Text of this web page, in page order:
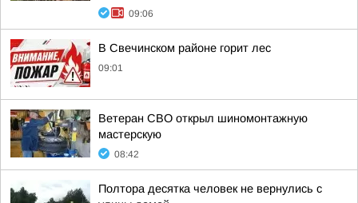
09:06
В Свечинском районе горит лес
09:01
Ветеран СВО открыл шиномонтажную
мастерскую
08:42
Полтора десятка человек не вернулись с